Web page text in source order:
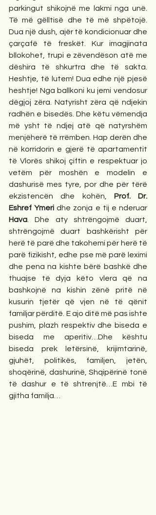
parkingut shikojnë me lakmi nga unë.
Të më gëlltisë dhe të më shpëtojë.
Dua një dush, ajër të kondicionuar dhe
çarçafë të freskët. Kur imagjinata
bllokohet, trupi e zëvendëson atë me
dëshira të shkurtra dhe të sakta.
Heshtje, të lutem! Dua edhe një pjesë
heshtje! Nga ballkoni ku jemi vendosur
dëgjoj zëra. Natyrisht zëra që ndjekin
radhën e bisedës. Dhe këtu vëmendja
më ysht të ndjej atë që natyrshëm
menjëherë të rrëmben. Hap derën dhe
në korridorin e gjerë të apartamentit
të Vlorës shikoj çiftin e respektuar jo
vetëm për moshën e modelin e
dashurisë mes tyre, por dhe për tërë
ekzistencën dhe kohën, Prof. Dr.
Eshref Ymeri
Hava . Dhe aty shtrëngojmë duart,
shtrëngojmë duart bashkërisht për
herë të parë dhe takohemi për herë të
parë fizikisht, edhe pse më parë leximi
dhe pena na kishte bërë bashkë dhe
thuajse të dyja këto vlera që na
bashkojnë na kishin zënë pritë në
kusurin tjetër që vjen në të qënit
familjar përditë. E ajo ditë më pas ishte
pushim, plazh respektiv dhe biseda e
biseda me aperitiv…Dhe kështu
biseda prek letërsinë, krijimtarinë,
gjuhët, politikës, familjen, jetën,
shoqërinë, dashurinë, Shqipërinë tonë
të dashur e të shtrenjtë…E mbi të
gjitha familja…